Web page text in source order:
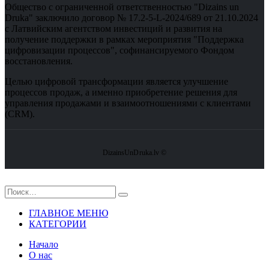
Общество с ограниченной ответственностью "Dizains un
Druka" заключило договор № 17.2-5-L-2024/689 от 21.10.2024
с Латвийским агентством инвестиций и развития на
получение поддержки в рамках мероприятия "Поддержка
цифровизации процессов", софинансируемого Фондом
восстановления.
Целью цифровой трансформации является улучшение
процессов продаж, а именно приобретение решения для
управления продажами и взаимоотношениями с клиентами
(CRM).
DizainsUnDruka.lv ©
ГЛАВНОЕ МЕНЮ
КАТЕГОРИИ
Hачало
О нас